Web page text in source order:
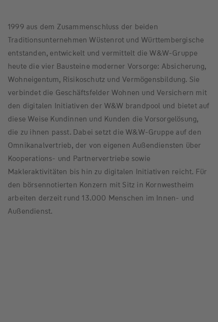
1999 aus dem Zusammenschluss der beiden
Traditionsunternehmen Wüstenrot und Württembergische
entstanden, entwickelt und vermittelt die W&W-Gruppe
heute die vier Bausteine moderner Vorsorge: Absicherung,
Wohneigentum, Risikoschutz und Vermögensbildung. Sie
verbindet die Geschäftsfelder Wohnen und Versichern mit
den digitalen Initiativen der W&W brandpool und bietet auf
diese Weise Kundinnen und Kunden die Vorsorgelösung,
die zu ihnen passt. Dabei setzt die W&W-Gruppe auf den
Omnikanalvertrieb, der von eigenen Außendiensten über
Kooperations- und Partnervertriebe sowie
Makleraktivitäten bis hin zu digitalen Initiativen reicht. Für
den börsennotierten Konzern mit Sitz in Kornwestheim
arbeiten derzeit rund 13.000 Menschen im Innen- und
Außendienst.